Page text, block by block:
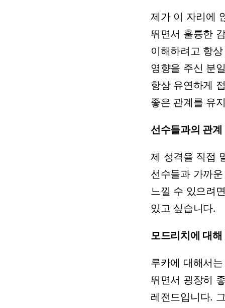
제가 이 자리에
뛰면서 훌륭한
이해하려고 항상
영향을 주신 분
항상 유연하게
좋은 관계를 유
선수들과의 관계
제 성격을 직접
선수들과 가까운
느낄 수 있으려
있고 싶습니다.
모드리치에 대해
루카에 대해서는
뛰면서 굉장히
레전드입니다.